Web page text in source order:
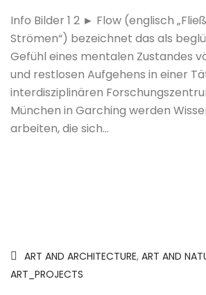
Info Bilder 1 2 ► Flow (englisch
Strömen“) bezeichnet das als
Gefühl eines mentalen Zustandes
und restlosen Aufgehens in einer
interdisziplinären
München in Garching werden
arbeiten, die sich…
ART AND ARCHITECTURE, ART AND
ART_PROJECTS